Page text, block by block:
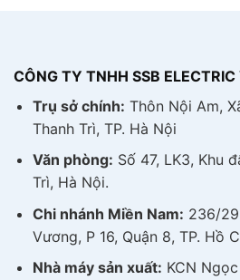
CÔNG TY TNHH SSB
Trụ sở chính: Thôn Nội Am,
Thanh Trì, TP. Hà Nội
Văn phòng: Số 47, LK3, Khu
Trì, Hà Nội.
Chi nhánh Miền Nam: 236/
Vương, P 16, Quận 8, TP. Hồ
Nhà máy sản xuất: KCN